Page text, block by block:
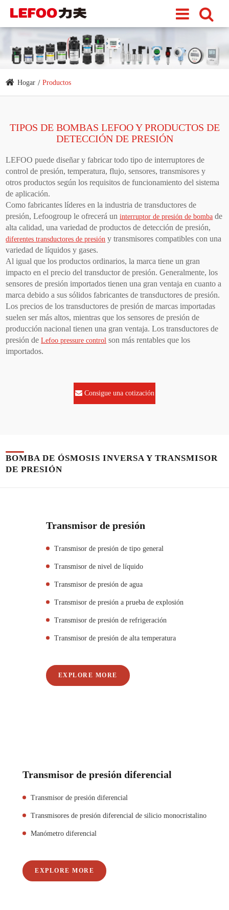
Hogar Productos
TIPOS DE BOMBAS LEFOO Y PRODUCTOS DE
DETECCIÓN DE PRESIÓN
LEFOO puede diseñar y fabricar todo tipo de interruptores de
control de presión, temperatura, flujo, sensores, transmisores y
otros productos según los requisitos de funcionamiento del sistema
de aplicación.
Como fabricantes líderes en la industria de transductores de
presión, Lefoogroup le ofrecerá uninterruptor de presión de bomba de
alta calidad, una variedad de productos de detección de presión,
diferentes transductores de presión y transmisores compatibles con una
variedad de líquidos y gases.
Al igual que los productos ordinarios, la marca tiene un gran
impacto en el precio del transductor de presión. Generalmente, los
sensores de presión importados tienen una gran ventaja en cuanto a
marca debido a sus sólidos fabricantes de transductores de presión.
Los precios de los transductores de presión de marcas importadas
suelen ser más altos, mientras que los sensores de presión de
producción nacional tienen una gran ventaja. Los transductores de
presión deLefoo pressure control son más rentables que los
importados.
Consigue una cotización
BOMBA DE ÓSMOSIS INVERSA Y TRANSMISOR
DE PRESIÓN
Transmisor de presión
Transmisor de presión de tipo general
Transmisor de nivel de líquido
Transmisor de presión de agua
Transmisor de presión a prueba de explosión
Transmisor de presión de refrigeración
Transmisor de presión de alta temperatura
EXPLORE MORE
Transmisor de presión diferencial
Transmisor de presión diferencial
Transmisores de presión diferencial de silicio monocristalino
Manómetro diferencial
EXPLORE MORE